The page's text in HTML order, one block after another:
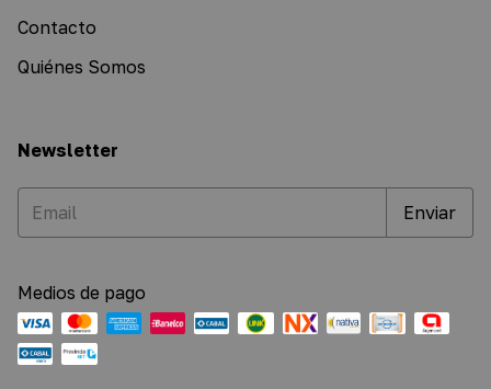
Contacto
Quiénes Somos
Newsletter
Medios de pago